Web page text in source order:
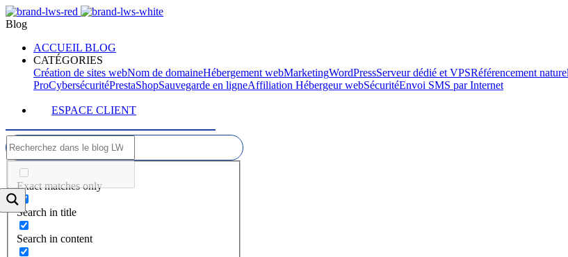
Blog
ACCUEIL BLOG
CATÉGORIES
Création de sites webNom de domaineHébergement webMarketingWordPressServeur dédié et VPSRéférencement
ProCybersécuritéPrestaShopSauvegarde en ligneAffiliation Hébergeur webSécuritéEnvoi SMS par Internet
ESPACE CLIENT
Exact matches only
Search in title
Search in content